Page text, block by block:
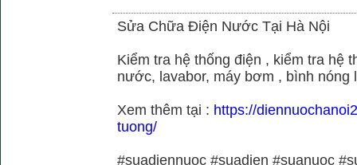
Sửa Chữa Điện Nước Tại Hà Nội
Kiểm tra hệ thống điện , kiểm tra hệ
nước, lavabor, máy bơm , bình nóng
Xem thêm tại : https://
tuong/
#suadiennuoc #suadien #suanuoc